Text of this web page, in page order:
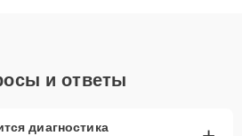
и ответы
диагностика